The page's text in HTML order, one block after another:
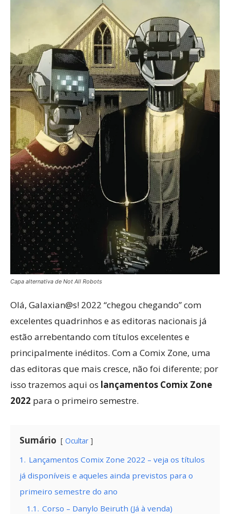
Capa alternativa de Not All Robots
Olá, Galaxian@s! 2022 “chegou chegando” com
excelentes quadrinhos e as editoras nacionais já
estão arrebentando com títulos excelentes e
principalmente inéditos. Com a Comix Zone, uma
das editoras que mais cresce, não foi diferente; por
isso trazemos aqui os lançamentos Comix Zone
2022 para o primeiro semestre.
Sumário Ocultar
1. Lançamentos Comix Zone 2022 – veja os títulos
já disponíveis e aqueles ainda previstos para o
primeiro semestre do ano
1.1. Corso – Danylo Beiruth (Já à venda)